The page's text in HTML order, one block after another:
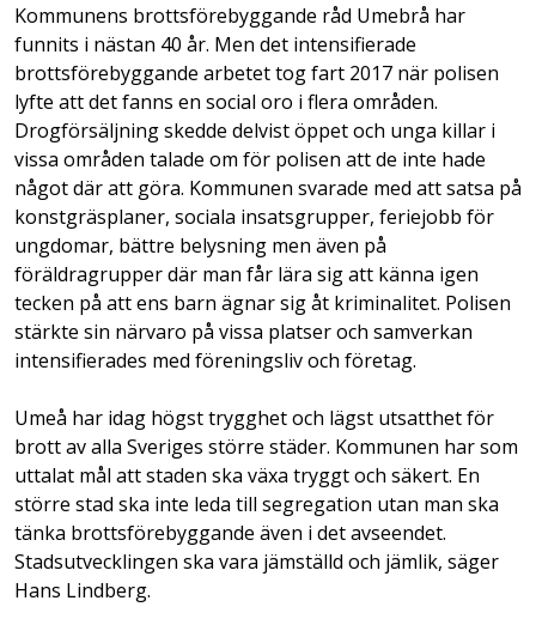
Kommunens brottsförebyggande råd Umebrå har
funnits i nästan 40 år. Men det intensifierade
brottsförebyggande arbetet tog fart 2017 när polisen
lyfte att det fanns en social oro i flera områden.
Drogförsäljning skedde delvist öppet och unga killar i
vissa områden talade om för polisen att de inte hade
något där att göra. Kommunen svarade med att satsa på
konstgräsplaner, sociala insatsgrupper, feriejobb för
ungdomar, bättre belysning men även på
föräldragrupper där man får lära sig att känna igen
tecken på att ens barn ägnar sig åt kriminalitet. Polisen
stärkte sin närvaro på vissa platser och samverkan
intensifierades med föreningsliv och företag.
Umeå har idag högst trygghet och lägst utsatthet för
brott av alla Sveriges större städer. Kommunen har som
uttalat mål att staden ska växa tryggt och säkert. En
större stad ska inte leda till segregation utan man ska
tänka brottsförebyggande även i det avseendet.
Stadsutvecklingen ska vara jämställd och jämlik, säger
Hans Lindberg.